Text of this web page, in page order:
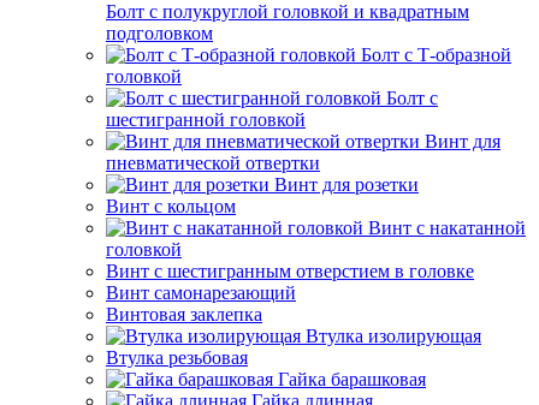
Болт с полукруглой головкой и квадратным
подголовком
Болт с Т-образной
головкой
Болт с
шестигранной головкой
Винт для
пневматической отвертки
Винт для розетки
Винт с кольцом
Винт с накатанной
головкой
Винт с шестигранным отверстием в головке
Винт самонарезающий
Винтовая заклепка
Втулка изолирующая
Втулка резьбовая
Гайка барашковая
Гайка длинная